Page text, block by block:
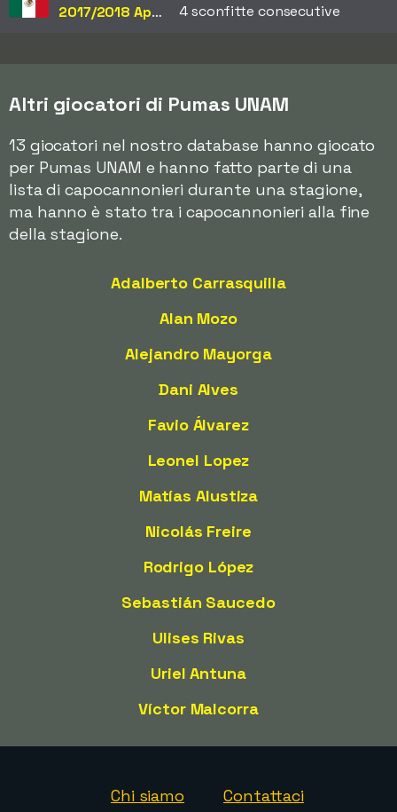
2017/2018 Apertura
4 sconfitte consecutive
Altri giocatori di Pumas UNAM
13 giocatori nel nostro database hanno giocato
per Pumas UNAM e hanno fatto parte di una
lista di capocannonieri durante una stagione,
ma hanno è stato tra i capocannonieri alla fine
della stagione.
Adalberto Carrasquilla
Alan Mozo
Alejandro Mayorga
Dani Alves
Favio Álvarez
Leonel Lopez
Matías Alustiza
Nicolás Freire
Rodrigo López
Sebastián Saucedo
Ulises Rivas
Uriel Antuna
Víctor Malcorra
Chi siamo Contattaci